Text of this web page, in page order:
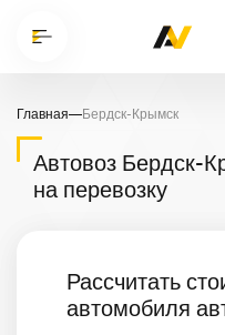
Главная—Бердск-Крымск
Автовоз Бердск-
на перевозку
Рассчитать
автомобиля